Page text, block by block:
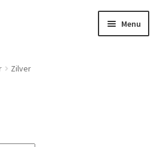
Menu
Zilver